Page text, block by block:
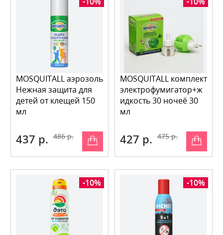
MOSQUITALL аэрозоль
Нежная защита для
детей от клещей 150
мл
437 р. 486 р.
MOSQUITALL комплект
электрофумигатор+ж
идкость 30 ночеё 30
мл
427 р. 475 р.
-10% -10%